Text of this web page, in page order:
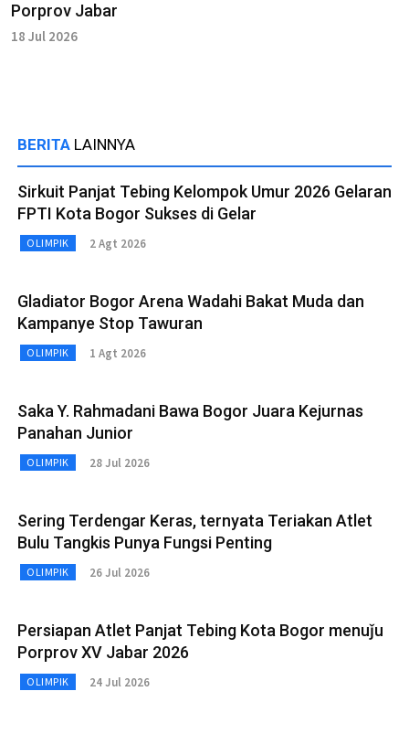
Porprov Jabar
18 Jul 2026
BERITA LAINNYA
Sirkuit Panjat Tebing Kelompok Umur 2026 Gelaran
FPTI Kota Bogor Sukses di Gelar
OLIMPIK 2 Agt 2026
Gladiator Bogor Arena Wadahi Bakat Muda dan
Kampanye Stop Tawuran
OLIMPIK 1 Agt 2026
Saka Y. Rahmadani Bawa Bogor Juara Kejurnas
Panahan Junior
OLIMPIK 28 Jul 2026
Sering Terdengar Keras, ternyata Teriakan Atlet
Bulu Tangkis Punya Fungsi Penting
OLIMPIK 26 Jul 2026
Persiapan Atlet Panjat Tebing Kota Bogor menuǰu
Porprov XV Jabar 2026
OLIMPIK 24 Jul 2026